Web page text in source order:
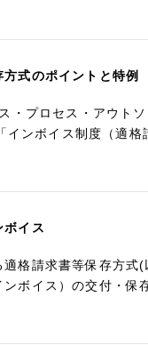
式のポイントと特例
・プロセス・アウト
ンボイス制度（適
ボイス
格請求書等保存方式
ボイス）の交付・保